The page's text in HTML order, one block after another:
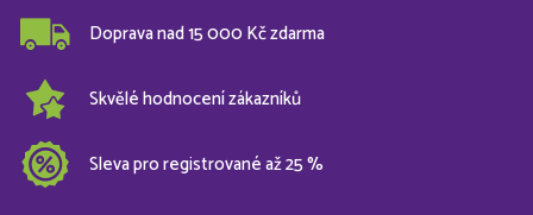
Doprava nad 15 000 Kč zdarma
Skvělé hodnocení zákazníků
Sleva pro registrované až 25 %